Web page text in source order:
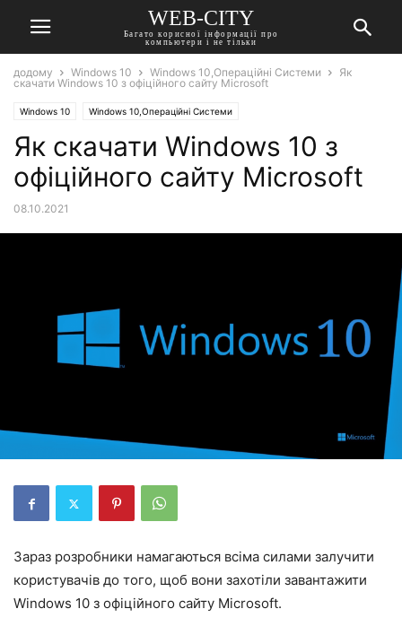
WEB-CITY
Багато корисної інформації про
компьютери і не тільки
додому Windows 10 Windows 10,Операційні Системи
Як
скачати Windows 10 з офіційного сайту Microsoft
Windows 10 Windows 10,Операційні Системи
Як скачати Windows 10 з
офіційного сайту Microsoft
08.10.2021
Зараз розробники намагаються всіма силами залучити
користувачів до того, щоб вони захотіли завантажити
Windows 10 з офіційного сайту Microsoft.